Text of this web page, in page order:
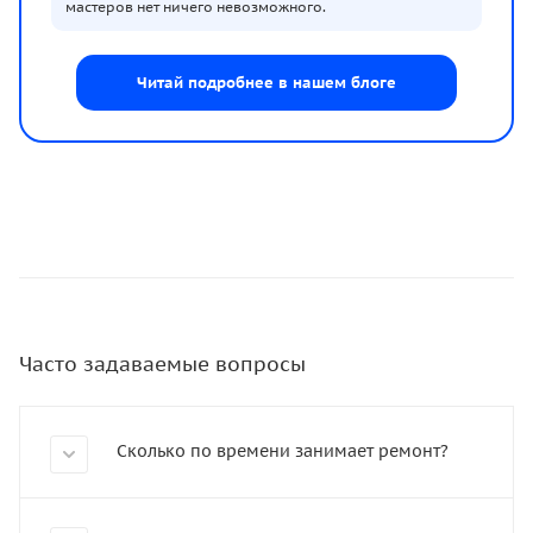
мастеров нет ничего невозможного.
Читай подробнее в нашем блоге
Часто задаваемые вопросы
Сколько по времени занимает ремонт?